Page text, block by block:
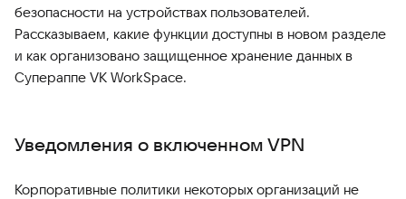
безопасности на устройствах пользователей.
Рассказываем, какие функции доступны в новом разделе
и как организовано защищенное хранение данных в
Супераппе VK WorkSpace.
Уведомления о включенном VPN
Корпоративные политики некоторых организаций не